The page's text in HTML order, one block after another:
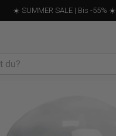
☀️ SUMMER SALE | Bis -55% ☀️